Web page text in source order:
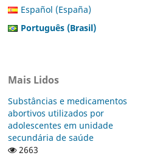
Español (España)
Português (Brasil)
Mais Lidos
Substâncias e medicamentos
abortivos utilizados por
adolescentes em unidade
secundária de saúde
2663